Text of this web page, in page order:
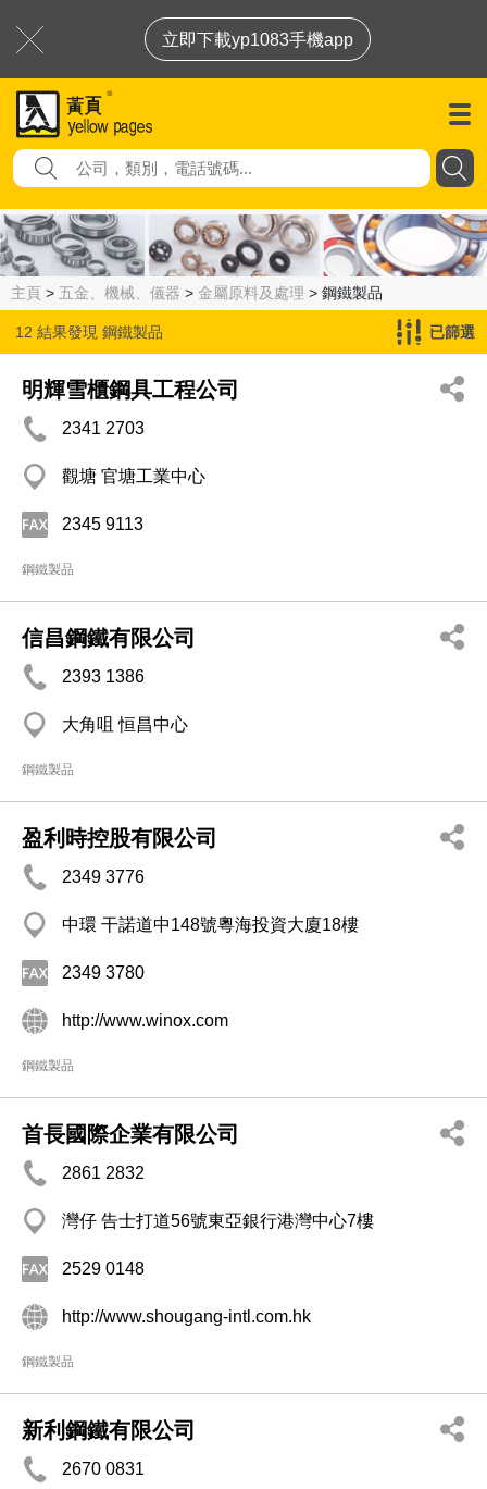
立即下載yp1083手機app
主頁 > 五金、機械、儀器 > 金屬原料及處理 > 鋼鐵製品
12 結果發現 鋼鐵製品 已篩選
明輝雪櫃鋼具工程公司
2341 2703
觀塘 官塘工業中心
2345 9113
鋼鐵製品
信昌鋼鐵有限公司
2393 1386
大角咀 恒昌中心
鋼鐵製品
盈利時控股有限公司
2349 3776
中環 干諾道中148號粵海投資大廈18樓
2349 3780
http://www.winox.com
鋼鐵製品
首長國際企業有限公司
2861 2832
灣仔 告士打道56號東亞銀行港灣中心7樓
2529 0148
http://www.shougang-intl.com.hk
鋼鐵製品
新利鋼鐵有限公司
2670 0831